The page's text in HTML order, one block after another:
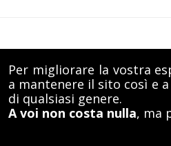
Per migliorare la vostra
a mantenere il sito così e
di qualsiasi genere.
A voi non costa nulla, ma